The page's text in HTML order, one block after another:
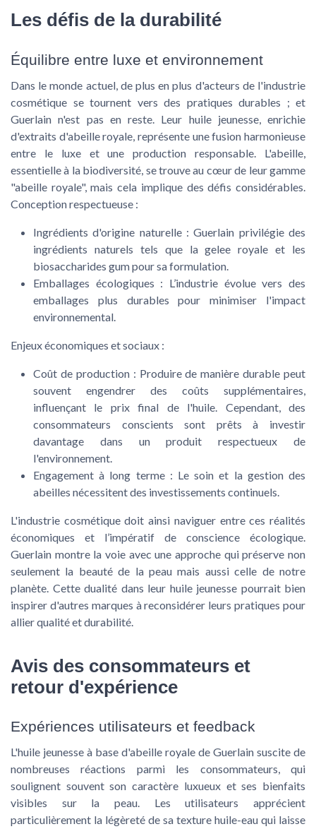
Les défis de la durabilité
Équilibre entre luxe et environnement
Dans le monde actuel, de plus en plus d'acteurs de l'industrie
cosmétique se tournent vers des pratiques durables ; et
Guerlain n'est pas en reste. Leur huile jeunesse, enrichie
d'extraits d'abeille royale, représente une fusion harmonieuse
entre le luxe et une production responsable. L'abeille,
essentielle à la biodiversité, se trouve au cœur de leur gamme
"abeille royale", mais cela implique des défis considérables.
Conception respectueuse :
Ingrédients d'origine naturelle : Guerlain privilégie des
ingrédients naturels tels que la gelee royale et les
biosaccharides gum pour sa formulation.
Emballages écologiques : L’industrie évolue vers des
emballages plus durables pour minimiser l'impact
environnemental.
Enjeux économiques et sociaux :
Coût de production : Produire de manière durable peut
souvent engendrer des coûts supplémentaires,
influençant le prix final de l'huile. Cependant, des
consommateurs conscients sont prêts à investir
davantage dans un produit respectueux de
l'environnement.
Engagement à long terme : Le soin et la gestion des
abeilles nécessitent des investissements continuels.
L'industrie cosmétique doit ainsi naviguer entre ces réalités
économiques et l’impératif de conscience écologique.
Guerlain montre la voie avec une approche qui préserve non
seulement la beauté de la peau mais aussi celle de notre
planète. Cette dualité dans leur huile jeunesse pourrait bien
inspirer d'autres marques à reconsidérer leurs pratiques pour
allier qualité et durabilité.
Avis des consommateurs et
retour d'expérience
Expériences utilisateurs et feedback
L'huile jeunesse à base d'abeille royale de Guerlain suscite de
nombreuses réactions parmi les consommateurs, qui
soulignent souvent son caractère luxueux et ses bienfaits
visibles sur la peau. Les utilisateurs apprécient
particulièrement la légèreté de sa texture huile-eau qui laisse